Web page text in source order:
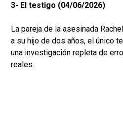
3- El testigo (04/06/2026)
La pareja de la asesinada
a su hijo de dos años, el único
una investigación repleta de
reales.